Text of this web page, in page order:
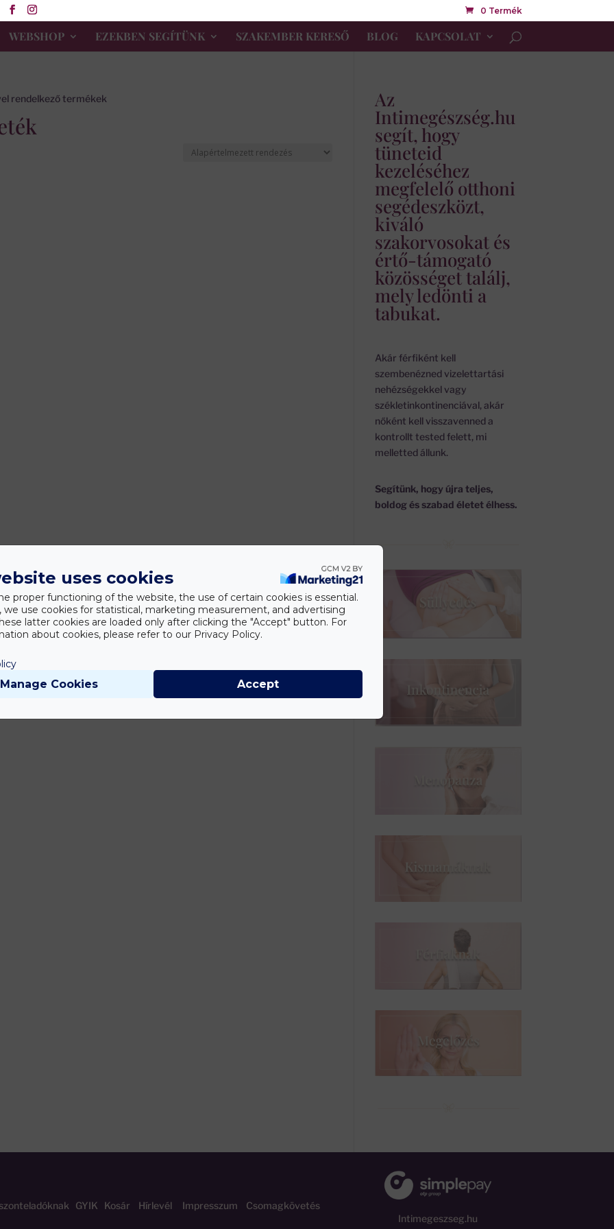
0 Termék
WEBSHOP EZEKBEN SEGÍTÜNK SZAKEMBER KERESŐ BLOG KAPCSOLAT
rendelkező termékek Az
Intimegészség.hu
segít, hogy
tüneteid
kezeléséhez
megfelelő otthoni
segédeszközt,
kiváló
szakorvosokat és
értő-támogató
közösséget találj,
mely ledönti a
tabukat.
Akár férfiként kell
szembenézned vizelettartási
nehézségekkel vagy
székletinkontinenciával, akár
nőként kell visszavenned a
kontrollt tested felett, mi
melletted állunk.
Segítünk, hogy újra teljes,
boldog és szabad életet élhess.
GYIK Kosár Hírlevél Impresszum
Csomagkövetés
Intimegeszseg.hu
uses cookies
proper functioning of the website, the use of certain cookies is essential.
we use cookies for statistical, marketing measurement, and advertising
latter cookies are loaded only after clicking the "Accept" button. For
about cookies, please refer to our Privacy Policy.
Manage Cookies Accept